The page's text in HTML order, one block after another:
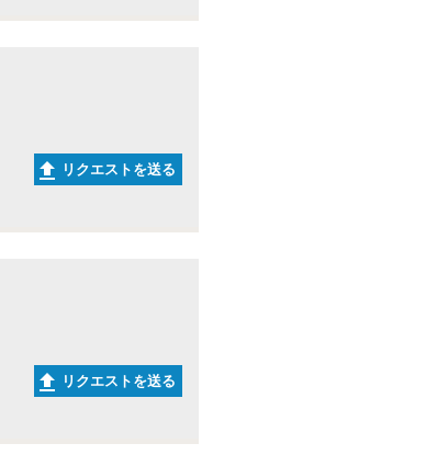
リクエストを送る
リクエストを送る